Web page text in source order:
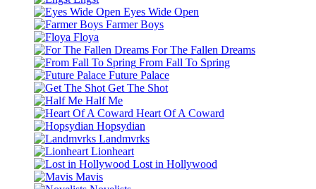
Eyes Wide Open
Farmer Boys
Floya
For The Fallen Dreams
From Fall To Spring
Future Palace
Get The Shot
Half Me
Heart Of A Coward
Hopsydian
Landmvrks
Lionheart
Lost in Hollywood
Mavis